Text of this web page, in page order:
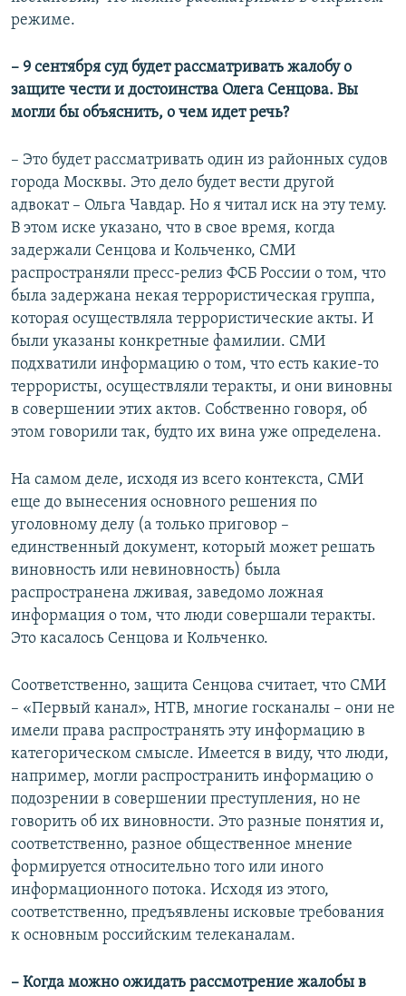
режиме.
– 9 сентября суд будет рассматривать жалобу о
защите чести и достоинства Олега Сенцова. Вы
могли бы объяснить, о чем идет речь?
– Это будет рассматривать один из районных судов
города Москвы. Это дело будет вести другой
адвокат – Ольга Чавдар. Но я читал иск на эту тему.
В этом иске указано, что в свое время, когда
задержали Сенцова и Кольченко, СМИ
распространяли пресс-релиз ФСБ России о том, что
была задержана некая террористическая группа,
которая осуществляла террористические акты. И
были указаны конкретные фамилии. СМИ
подхватили информацию о том, что есть какие-то
террористы, осуществляли теракты, и они виновны
в совершении этих актов. Собственно говоря, об
этом говорили так, будто их вина уже определена.
На самом деле, исходя из всего контекста, СМИ
еще до вынесения основного решения по
уголовному делу (а только приговор –
единственный документ, который может решать
виновность или невиновность) была
распространена лживая, заведомо ложная
информация о том, что люди совершали теракты.
Это касалось Сенцова и Кольченко.
Соответственно, защита Сенцова считает, что СМИ
– «Первый канал», НТВ, многие госканалы – они не
имели права распространять эту информацию в
категорическом смысле. Имеется в виду, что люди,
например, могли распространить информацию о
подозрении в совершении преступления, но не
говорить об их виновности. Это разные понятия и,
соответственно, разное общественное мнение
формируется относительно того или иного
информационного потока. Исходя из этого,
соответственно, предъявлены исковые требования
к основным российским телеканалам.
– Когда можно ожидать рассмотрение жалобы в